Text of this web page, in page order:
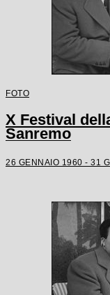
FOTO
X Festival
Sanremo
26 GENNAIO 1960 - 31